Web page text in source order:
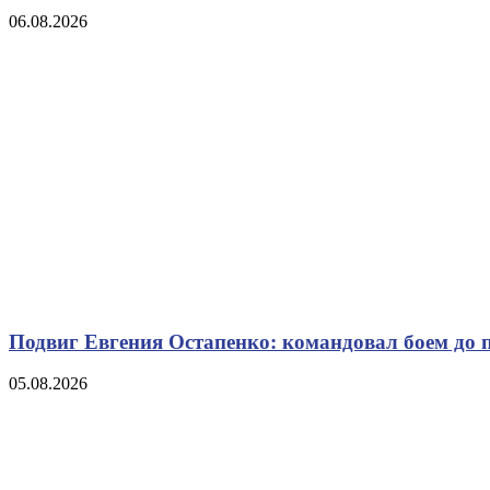
06.08.2026
Подвиг Евгения Остапенко: командовал боем до
05.08.2026